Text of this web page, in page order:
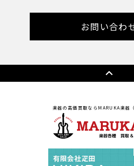
お問い合わ
楽器の高価買取ならMARUKA楽器